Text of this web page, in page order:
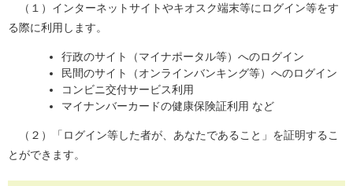
（１）インターネットサイトやキオスク端末等にログイン等をす
る際に利用します。​
行政のサイト（マイナポータル等）へのログイン
民間のサイト（オンラインバンキング等）へのログイン
コンビニ交付サービス利用
マイナンバーカードの健康保険証利用 など
（２）「ログイン等した者が、あなたであること」を証明するこ
とができます。